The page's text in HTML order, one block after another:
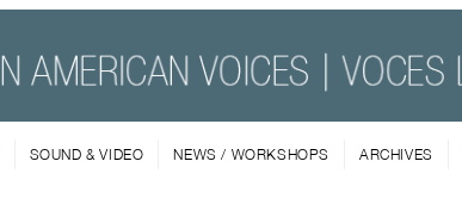
SOUND & VIDEO NEWS / WORKSHOPS ARCHIVES